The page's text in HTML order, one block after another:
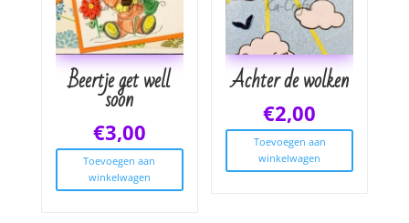
Beertje get well
soon
€3,00
Toevoegen aan
winkelwagen
Achter de wolken
€2,00
Toevoegen aan
winkelwagen